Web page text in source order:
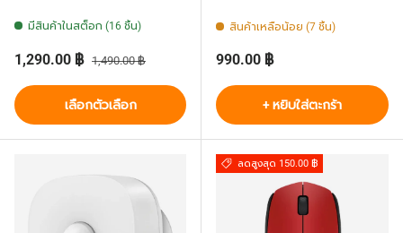
มีสินค้าในสต็อก (16 ชิ้น)
ราคาส่วนลด
1,290.00 ฿ ราคาปกติ
1,490.00 ฿
เลือกตัวเลือก
สินค้าเหลือน้อย (7 ชิ้น)
ราคาปกติ
990.00 ฿
+ หยิบใส่ตะกร้า
ลดสูงสุด 150.00 ฿